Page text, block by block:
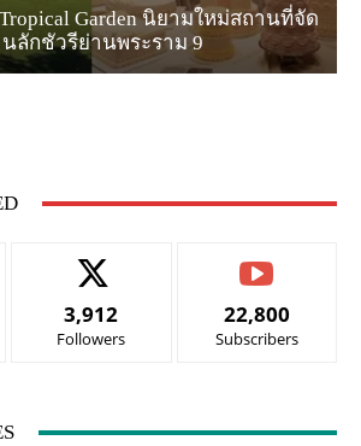
Garden นิยามใหม่สถานที่จัด
นลักชัวรีย่านพระราม 9
3,912
Followers
22,800
Subscribers